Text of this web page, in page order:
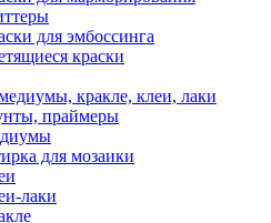
для эмбоссинга
краски
кракле, клеи, лаки
праймеры
для мозаики
лаки